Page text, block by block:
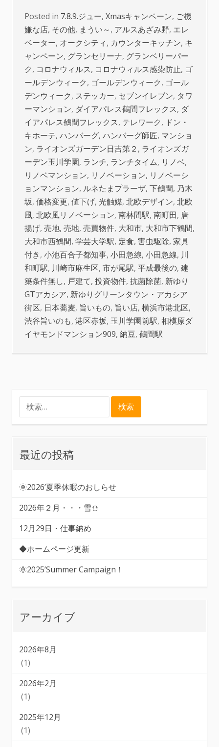
Posted in 7.8.9.ジュー, Xmasキャンペーン, ご機
嫌な店, その他, まうい～, アルスあざみ野, エレ
ベーター, オークシティ, カウンターキッチン, キ
ャンペーン, グランセリーナ, グランベリーパー
ク, コロナウィルス, コロナウィルス感染防止, ゴ
ールデンウィーク, ゴールデンウィーク, ゴール
デンウィーク, ステッカー, セブンイレブン, タワ
ーマンション, ダイアパレス鶴間フレックス, ダ
イアパレス鶴間フレックス, テレワーク, ドン・
キホーテ, ハンバーグ, ハンバーグ師匠, マンショ
ン, ライオンズガーデン日吉第２ , ライオンズガ
ーデン玉川学園, ランチ, ランチタイム, リノベ,
リノベマンション, リノベーション, リノベーシ
ョンマンション, ルネたまプラーザ, 下鶴間, 乃木
坂, 価格変更, 値下げ, 光触媒, 北欧デザイン, 北欧
風, 北欧風リノベーション, 南林間駅, 南町田, 唐
揚げ, 売地, 売地, 売買物件, 大和市, 大和市下鶴間,
大和市西鶴間, 学芸大学駅, 定食, 害虫駆除, 家具
付き, 小池百合子都知事, 小田急線, 小田急線, 川
和町駅, 川崎市麻生区, 市が尾駅, 平成最後の, 建
築条件無し, 戸建て, 投資物件, 抗菌除菌, 新ゆり
GTアカシア, 新ゆりグリーンタウン・アカシア
街区, 日本蕎麦, 旨いもの, 旨い店, 横浜市港北区,
渋谷旨いのも, 港区赤坂, 玉川学園前駅, 相模原ダ
イヤモンドマンション909, 納豆, 鶴間駅
最近の投稿
🌞2026’夏季休暇のおしらせ
2026年２月・・・雪⛄
12月29日・仕事納め
◆ホームページ更新
🌞2025’Summer Campaign！
アーカイブ
2026年8月
(1)
2026年2月
(1)
2025年12月
(1)